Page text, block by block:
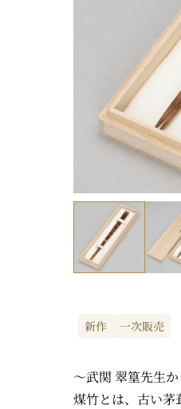
新作 一次販売
～武関 翠篁先生
煤竹とは、古い茅